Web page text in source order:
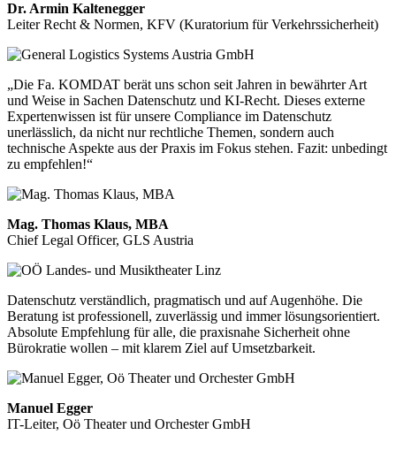
Dr. Armin Kaltenegger
Leiter Recht & Normen, KFV (Kuratorium für Verkehrssicherheit)
„Die Fa. KOMDAT berät uns schon seit Jahren in bewährter Art
und Weise in Sachen Datenschutz und KI-Recht. Dieses externe
Expertenwissen ist für unsere Compliance im Datenschutz
unerlässlich, da nicht nur rechtliche Themen, sondern auch
technische Aspekte aus der Praxis im Fokus stehen. Fazit: unbedingt
zu empfehlen!“
Mag. Thomas Klaus, MBA
Chief Legal Officer, GLS Austria
Datenschutz verständlich, pragmatisch und auf Augenhöhe. Die
Beratung ist professionell, zuverlässig und immer lösungsorientiert.
Absolute Empfehlung für alle, die praxisnahe Sicherheit ohne
Bürokratie wollen – mit klarem Ziel auf Umsetzbarkeit.
Manuel Egger
IT-Leiter, Oö Theater und Orchester GmbH